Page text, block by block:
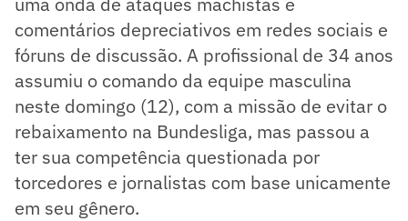
comentários depreciativos em redes sociais e
fóruns de discussão. A profissional de 34 anos
assumiu o comando da equipe masculina
neste domingo (12), com a missão de evitar o
rebaixamento na Bundesliga, mas passou a
ter sua competência questionada por
torcedores e jornalistas com base unicamente
em seu gênero.